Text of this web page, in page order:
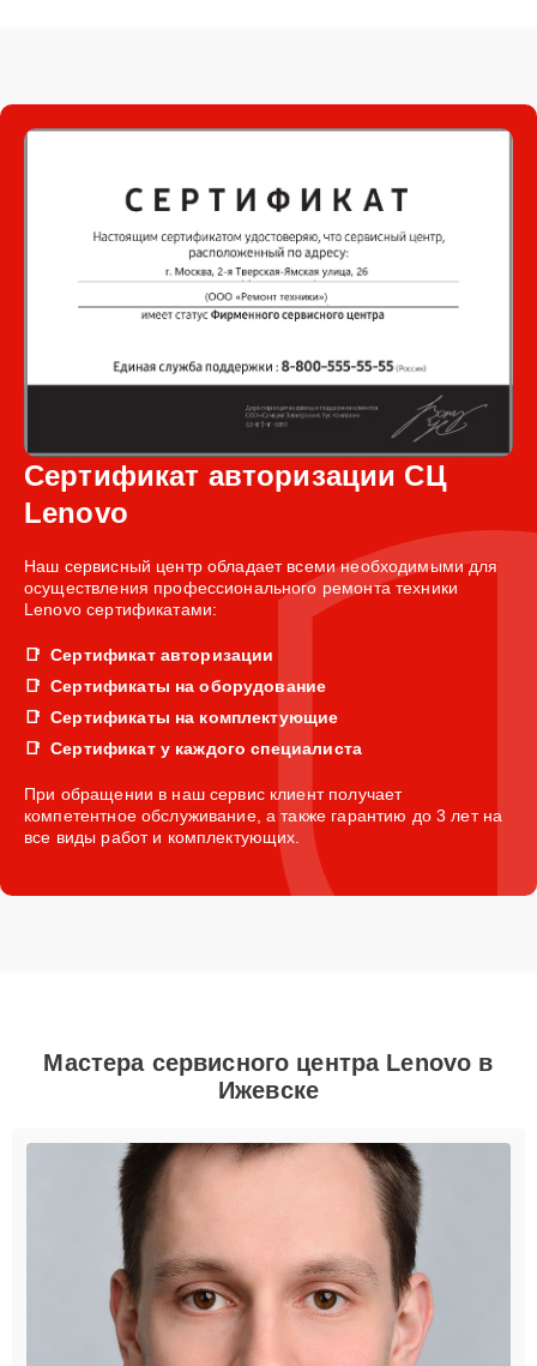
Сертификат авторизации СЦ
Lenovo
Наш сервисный центр обладает всеми необходимыми для
осуществления профессионального ремонта техники
Lenovo сертификатами:
Сертификат авторизации
Сертификаты на оборудование
Сертификаты на комплектующие
Сертификат у каждого специалиста
При обращении в наш сервис клиент получает
компетентное обслуживание, а также гарантию до 3 лет на
все виды работ и комплектующих.
Мастера сервисного центра Lenovo в
Ижевске